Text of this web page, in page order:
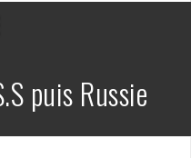
puis Russie